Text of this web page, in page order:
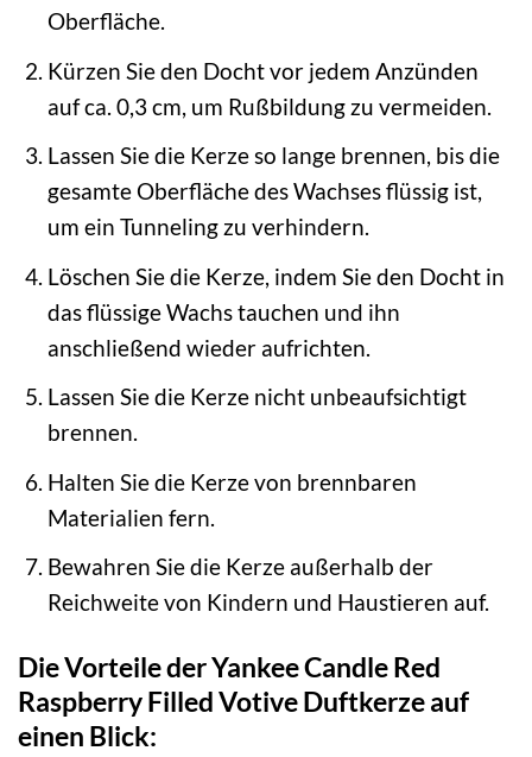
Oberfläche.
Kürzen Sie den Docht vor jedem Anzünden
auf ca. 0,3 cm, um Rußbildung zu vermeiden.
Lassen Sie die Kerze so lange brennen, bis die
gesamte Oberfläche des Wachses flüssig ist,
um ein Tunneling zu verhindern.
Löschen Sie die Kerze, indem Sie den Docht in
das flüssige Wachs tauchen und ihn
anschließend wieder aufrichten.
Lassen Sie die Kerze nicht unbeaufsichtigt
brennen.
Halten Sie die Kerze von brennbaren
Materialien fern.
Bewahren Sie die Kerze außerhalb der
Reichweite von Kindern und Haustieren auf.
Die Vorteile der Yankee Candle Red
Raspberry Filled Votive Duftkerze auf
einen Blick: